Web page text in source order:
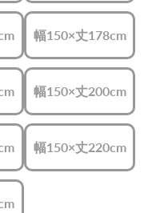
幅150×丈178cm
幅150×丈200cm
幅150×丈220cm